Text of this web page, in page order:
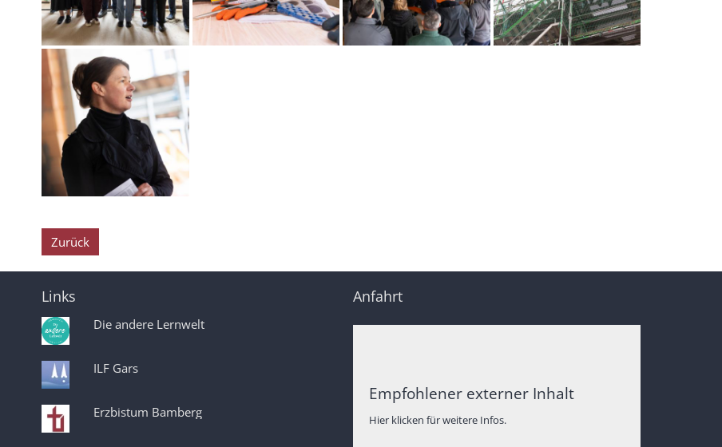
Zurück
Links
Die andere Lernwelt
ILF Gars
Erzbistum Bamberg
Anfahrt
Empfohlener externer Inhalt
Hier klicken für weitere Infos.